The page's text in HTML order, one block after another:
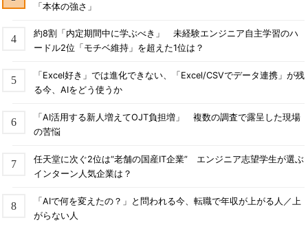
「本体の強さ」
約8割「内定期間中に学ぶべき」 未経験エンジニア自主学習のハ
ードル2位「モチベ維持」を超えた1位は？
「Excel好き」では進化できない、「Excel/CSVでデータ連携」が残
る今、AIをどう使うか
「AI活用する新人増えてOJT負担増」 複数の調査で露呈した現場
の苦悩
任天堂に次ぐ2位は“老舗の国産IT企業” エンジニア志望学生が選ぶ
インターン人気企業は？
「AIで何を変えたの？」と問われる今、転職で年収が上がる人／上
がらない人